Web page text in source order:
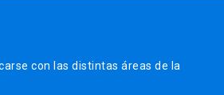
con las distintas áreas de la